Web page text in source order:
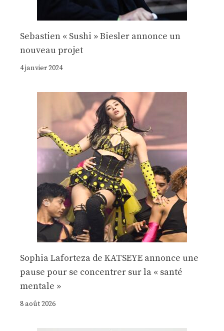
Sebastien « Sushi » Biesler annonce un
nouveau projet
4 janvier 2024
Sophia Laforteza de KATSEYE annonce une
pause pour se concentrer sur la « santé
mentale »
8 août 2026